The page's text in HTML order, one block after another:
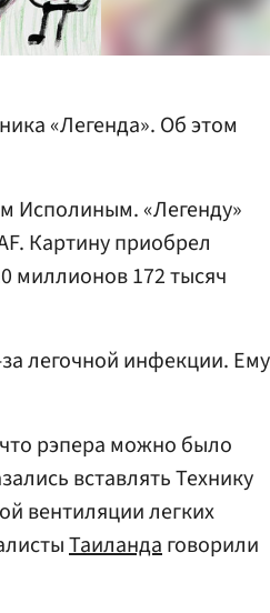
«Легенда». Об этом
Исполиным. «Легенду»
Картину приобрел
миллионов 172 тысяч
легочной инфекции. Ему
рэпера можно было
вставлять Технику
вентиляции легких
Таиландаговорили